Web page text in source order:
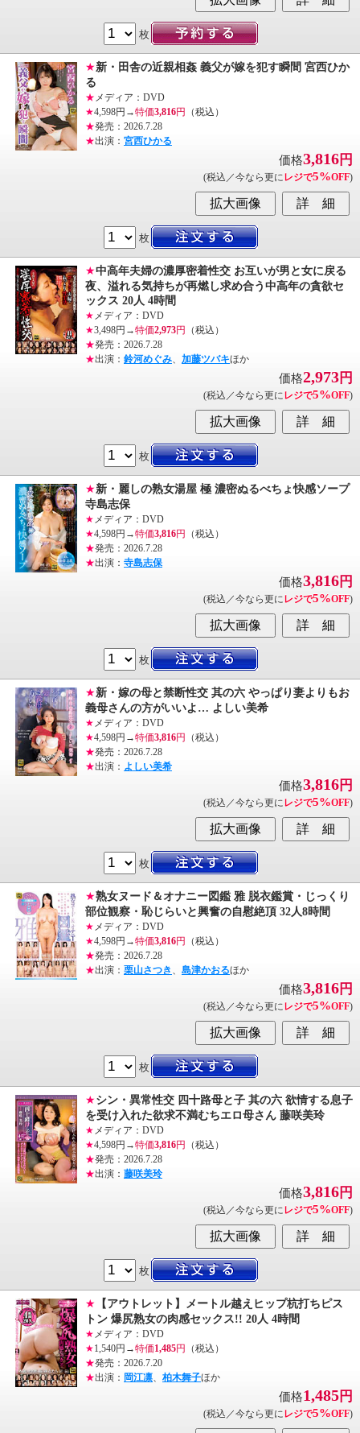
枚
★新・田舎の近親相姦 義父が嫁を犯す瞬間 宮西ひか
る
★ メディア：DVD
★4,598円→特価3,816円
（税込）
★発売：2026.7.28
★出演： 宮西ひかる
価格3,816円
(税込／今なら更に レジで5%OFF)
枚
★中高年夫婦の濃厚密着性交 お互いが男と女に戻る
夜、溢れる気持ちが再燃し求め合う中高年の貪欲セ
ックス 20人 4時間
★ メディア：DVD
★3,498円→特価2,973円
（税込）
★発売：2026.7.28
★出演： 鈴河めぐみ、 加藤ツバキほか
価格2,973円
(税込／今なら更に レジで5%OFF)
枚
★新・麗しの熟女湯屋 極 濃密ぬるべちょ快感ソープ
寺島志保
★ メディア：DVD
★4,598円→特価3,816円
（税込）
★発売：2026.7.28
★出演： 寺島志保
価格3,816円
(税込／今なら更に レジで5%OFF)
枚
★新・嫁の母と禁断性交 其の六 やっぱり妻よりもお
義母さんの方がいいよ… よしい美希
★ メディア：DVD
★4,598円→特価3,816円
（税込）
★発売：2026.7.28
★出演： よしい美希
価格3,816円
(税込／今なら更に レジで5%OFF)
枚
★熟女ヌード＆オナニー図鑑 雅 脱衣鑑賞・じっくり
部位観察・恥じらいと興奮の自慰絶頂 32人8時間
★ メディア：DVD
★4,598円→特価3,816円
（税込）
★発売：2026.7.28
★出演： 栗山さつき 、 島津かおるほか
価格3,816円
(税込／今なら更に レジで5%OFF)
枚
★シン・異常性交 四十路母と子 其の六 欲情する息子
を受け入れた欲求不満むちエロ母さん 藤咲美玲
★ メディア：DVD
★4,598円→特価3,816円
（税込）
★発売：2026.7.28
★出演： 藤咲美玲
価格3,816円
(税込／今なら更に レジで5%OFF)
枚
★ 【アウトレット】メートル越えヒップ杭打ちピス
トン 爆尻熟女の肉感セックス!! 20人 4時間
★ メディア：DVD
★1,540円→特価1,485円
（税込）
★発売：2026.7.20
★出演： 岡江凛、 柏木舞子ほか
価格1,485円
(税込／今なら更に レジで5%OFF)